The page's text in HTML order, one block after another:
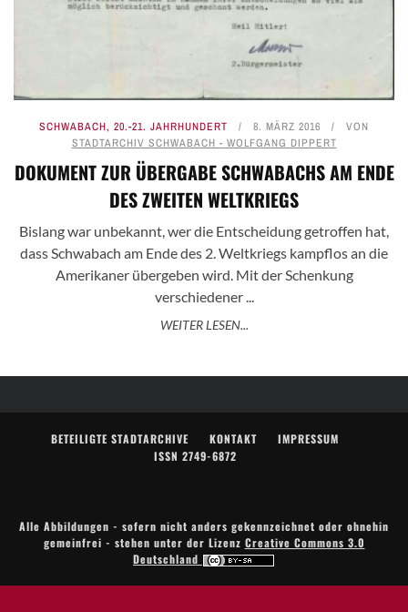
SCHWABACH, 20.-21. JAHRHUNDERT 8. MÄRZ 2016
VON
STADTARCHIV SCHWABACH - WOLFGANG DIPPERT
DOKUMENT ZUR ÜBERGABE SCHWABACHS AM ENDE
DES ZWEITEN WELTKRIEGS
Bislang war unbekannt, wer die Entscheidung getroffen hat,
dass Schwabach am Ende des 2. Weltkriegs kampflos an die
Amerikaner übergeben wird. Mit der Schenkung
verschiedener ...
WEITER LESEN...
BETEILIGTE STADTARCHIVE KONTAKT
IMPRESSUM
ISSN 2749-6872
Alle Abbildungen - sofern nicht anders gekennzeichnet oder ohnehin
gemeinfrei - stehen unter der Lizenz Creative Commons 3.0
Deutschland